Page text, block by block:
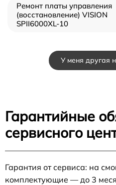
Ремонт платы управления
(восстановление) VISION
SPII6000XL-10
У меня другая
Гарантийные
сервисного
Гарантия от сервиса: на
комплектующие — до 3